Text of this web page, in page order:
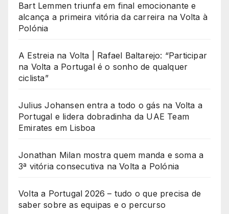
Bart Lemmen triunfa em final emocionante e
alcança a primeira vitória da carreira na Volta à
Polónia
A Estreia na Volta | Rafael Baltarejo: “Participar
na Volta a Portugal é o sonho de qualquer
ciclista”
Julius Johansen entra a todo o gás na Volta a
Portugal e lidera dobradinha da UAE Team
Emirates em Lisboa
Jonathan Milan mostra quem manda e soma a
3ª vitória consecutiva na Volta a Polónia
Volta a Portugal 2026 – tudo o que precisa de
saber sobre as equipas e o percurso